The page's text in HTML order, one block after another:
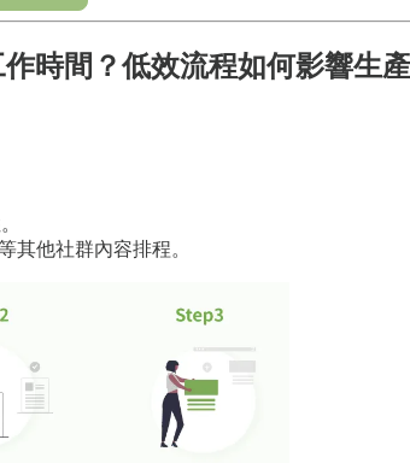
時間？低效流程如何影響生
其他社群內容排程。